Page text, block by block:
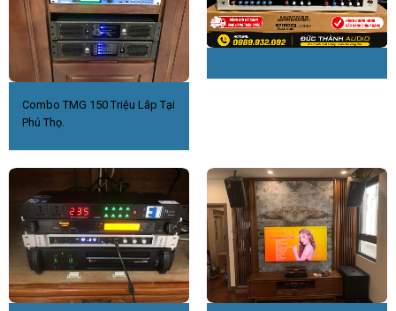
Combo TMG 150 Triệu Lắp Tại
Phú Thọ.